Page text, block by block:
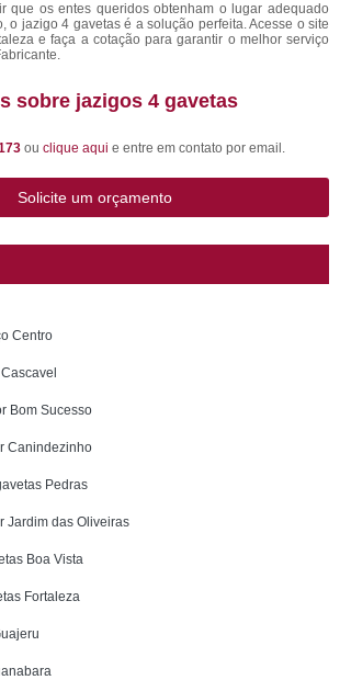
que os entes queridos obtenham o lugar adequado
o jazigo 4 gavetas é a solução perfeita. Acesse o site
e faça a cotação para garantir o melhor serviço
sobre jazigos 4 gavetas
ou clique aqui e entre em contato por email.
Solicite um orçamento
Centro
Bom Sucesso
Canindezinho
Pedras
Jardim das Oliveiras
Boa Vista
Fortaleza